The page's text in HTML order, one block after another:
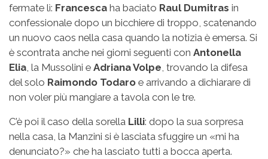
fermate lì: Francesca ha baciato Raul Dumitras in
confessionale dopo un bicchiere di troppo, scatenando
un nuovo caos nella casa quando la notizia è emersa. Si
è scontrata anche nei giorni seguenti con Antonella
Elia , la Mussolini e Adriana Volpe , trovando la difesa
del solo Raimondo Todaro e arrivando a dichiarare di
non voler più mangiare a tavola con le tre.
C’è poi il caso della sorella Lilli: dopo la sua sorpresa
nella casa, la Manzini si è lasciata sfuggire un «mi ha
denunciato?» che ha lasciato tutti a bocca aperta.